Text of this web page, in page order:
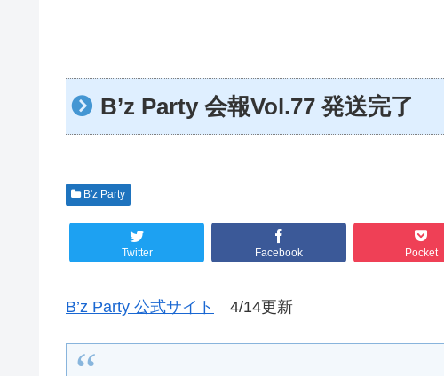
B’z Party 会報Vol.77 発送完了
B'z Party
Twitter Facebook Pocket
B’z Party 公式サイト 4/14更新